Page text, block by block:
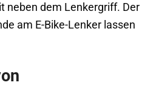
neben dem Lenkergriff. Der
am E-Bike-Lenker lassen